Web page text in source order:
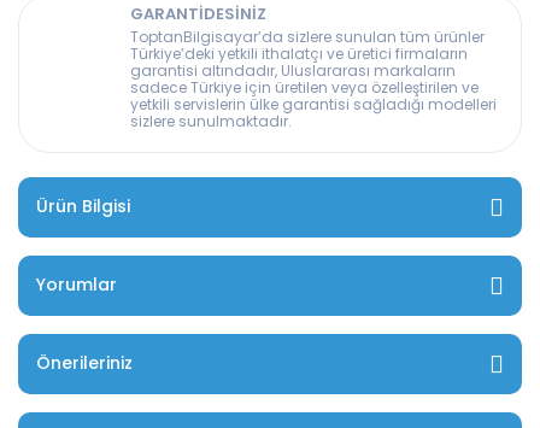
GARANTİDESİNİZ
ToptanBilgisayar’da sizlere sunulan tüm ürünler
Türkiye’deki yetkili ithalatçı ve üretici firmaların
garantisi altındadır, Uluslararası markaların
sadece Türkiye için üretilen veya özelleştirilen ve
yetkili servislerin ülke garantisi sağladığı modelleri
sizlere sunulmaktadır.
Ürün Bilgisi
Yorumlar
Önerileriniz